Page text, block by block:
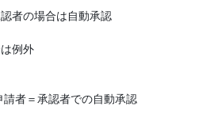
者の場合は自動承認
例外
者＝承認者での自動承認